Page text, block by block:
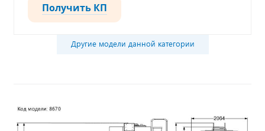
Получить КП
Другие модели данной категории